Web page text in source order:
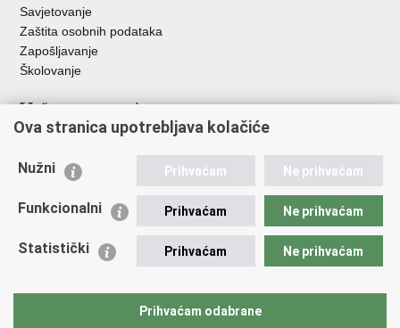
Savjetovanje
Zaštita osobnih podataka
Zapošljavanje
Školovanje
Važne poveznice
Ministarstvo unutarnjih poslova
Udruge
Policijska akademija
Zaklada policijske solidarnosti
Vučetić"
Ova stranica upotrebljava kolačiće
Nužni Prihvaćam Ne prihvaćam
Funkcionalni Prihvaćam Ne prihvaćam
Statistički Prihvaćam Ne prihvaćam
Prihvaćam odabrane